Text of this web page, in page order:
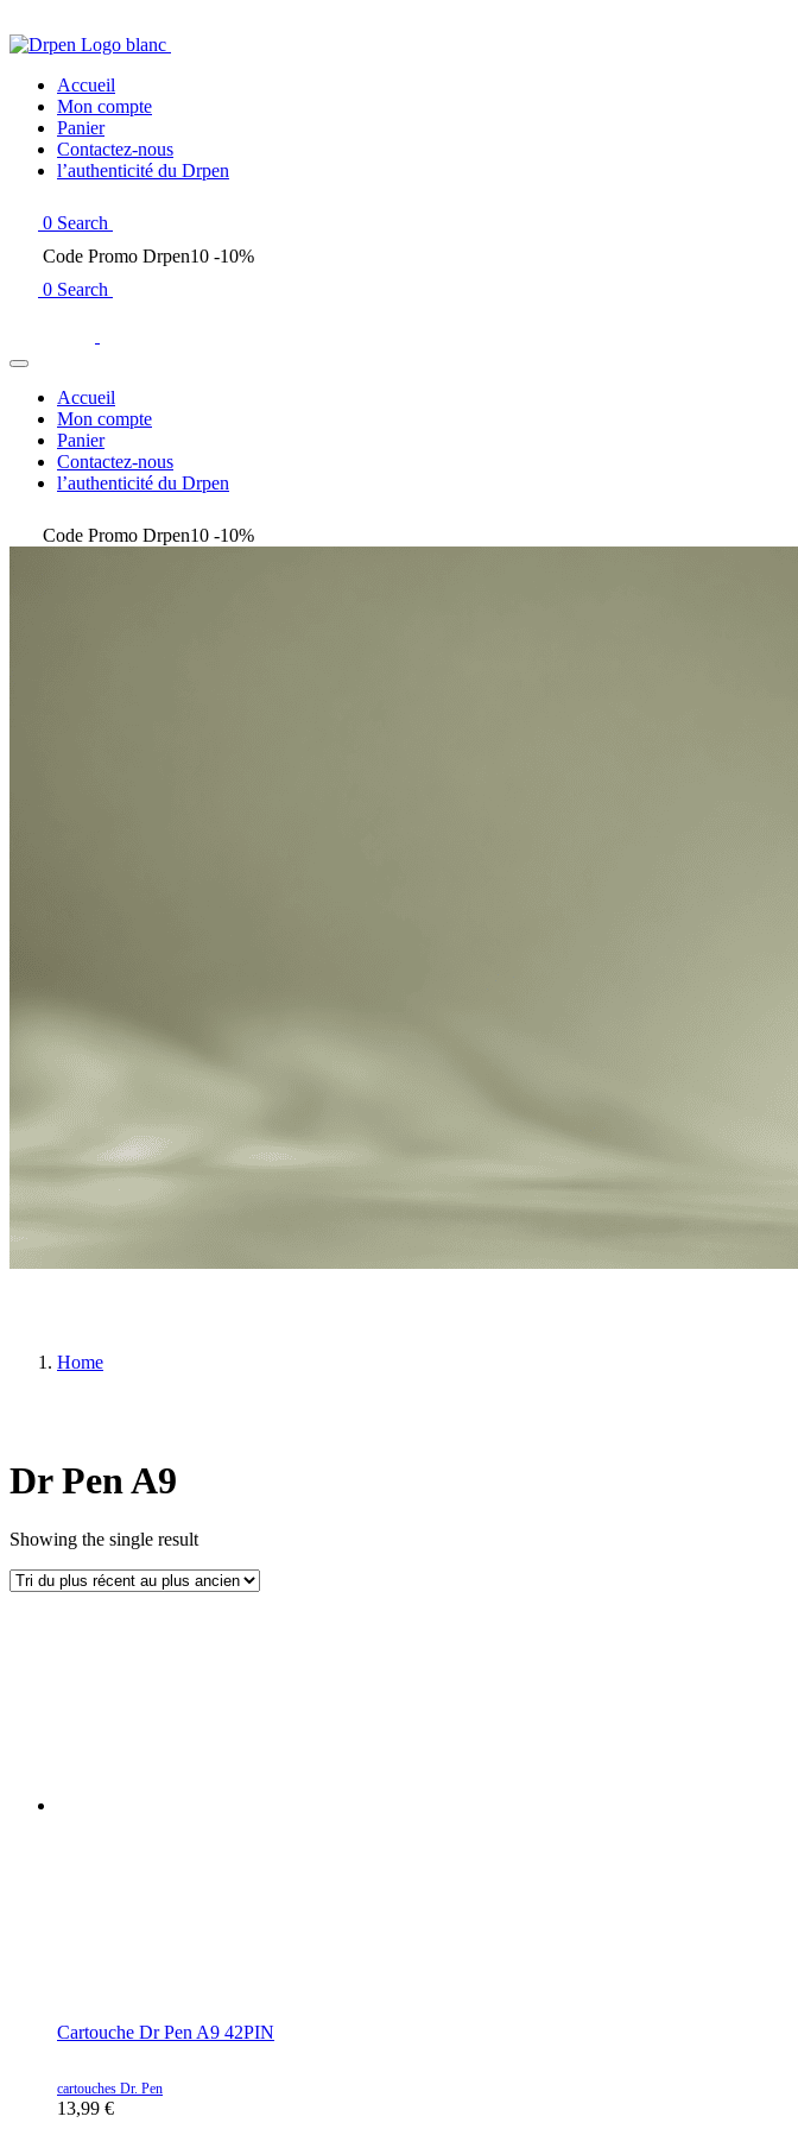
Accueil
Mon compte
Panier
Contactez-nous
l’authenticité du Drpen
0 Search
Code Promo Drpen10 -10%
0 Search
Accueil
Mon compte
Panier
Contactez-nous
l’authenticité du Drpen
Code Promo Drpen10 -10%
Home
Dr Pen A9
Showing the single result
Cartouche Dr Pen A9 42PIN
cartouches Dr. Pen
13,99 €